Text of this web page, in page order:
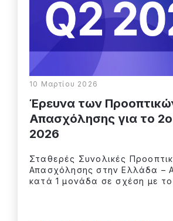
10 Μαρτίου 2026
Έρευνα των
Απασχόλησης για το 2o
2026
Σταθερές Συνολικές
Απασχόλησης στην Ελλάδα –
κατά 1 μονάδα σε σχέση με το